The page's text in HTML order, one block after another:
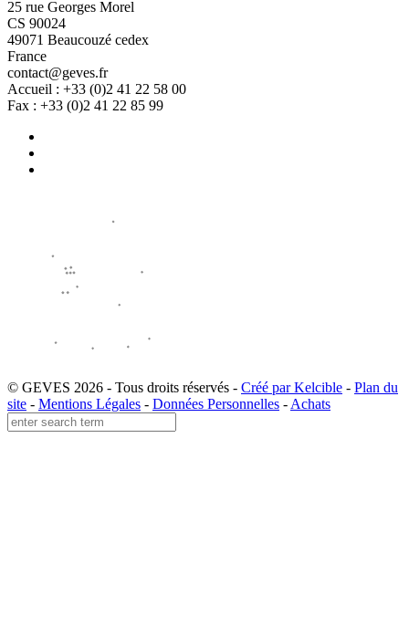
25 rue Georges Morel
CS 90024
49071 Beaucouzé cedex
France
contact@geves.fr
Accueil : +33 (0)2 41 22 58 00
Fax : +33 (0)2 41 22 85 99
© GEVES 2026 - Tous droits réservés - Créé par Kelcible - Plan du
site - Mentions Légales - Données Personnelles - Achats